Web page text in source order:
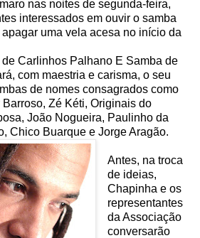
nas noites de segunda-feira,
interessados em ouvir o samba
uma vela acesa no início da
Carlinhos Palhano E Samba de
com maestria e carisma, o seu
de nomes consagrados como
Zé Kéti, Originais do
João Nogueira, Paulinho da
Chico Buarque e Jorge Aragão.
Antes, na troca
de ideias,
Chapinha e os
representantes
da Associação
conversarão